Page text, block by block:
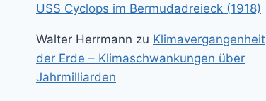
USS Cyclops im Bermudadreieck (1918)
Walter Herrmann zu Klimavergangenheit
der Erde – Klimaschwankungen über
Jahrmilliarden